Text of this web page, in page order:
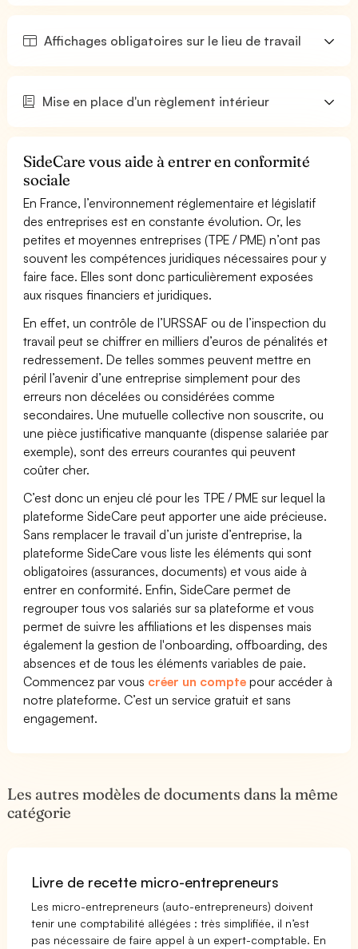
Affichages obligatoires sur le lieu de travail
Mise en place d'un règlement intérieur
SideCare vous aide à entrer en conformité
sociale
En France, l’environnement réglementaire et législatif
des entreprises est en constante évolution. Or, les
petites et moyennes entreprises (TPE / PME) n’ont pas
souvent les compétences juridiques nécessaires pour y
faire face. Elles sont donc particulièrement exposées
aux risques financiers et juridiques.
En effet, un contrôle de l’URSSAF ou de l’inspection du
travail peut se chiffrer en milliers d’euros de pénalités et
redressement. De telles sommes peuvent mettre en
péril l’avenir d’une entreprise simplement pour des
erreurs non décelées ou considérées comme
secondaires. Une mutuelle collective non souscrite, ou
une pièce justificative manquante (dispense salariée par
exemple), sont des erreurs courantes qui peuvent
coûter cher.
C’est donc un enjeu clé pour les TPE / PME sur lequel la
plateforme SideCare peut apporter une aide précieuse.
Sans remplacer le travail d’un juriste d’entreprise, la
plateforme SideCare vous liste les éléments qui sont
obligatoires (assurances, documents) et vous aide à
entrer en conformité. Enfin, SideCare permet de
regrouper tous vos salariés sur sa plateforme et vous
permet de suivre les affiliations et les dispenses mais
également la gestion de l'onboarding, offboarding, des
absences et de tous les éléments variables de paie.
Commencez par vous créer un compte pour accéder à
notre plateforme. C’est un service gratuit et sans
engagement.
Les autres modèles de documents dans la même
catégorie
Livre de recette micro-entrepreneurs
Les micro-entrepreneurs (auto-entrepreneurs) doivent
tenir une comptabilité allégées : très simplifiée, il n’est
pas nécessaire de faire appel à un expert-comptable. En